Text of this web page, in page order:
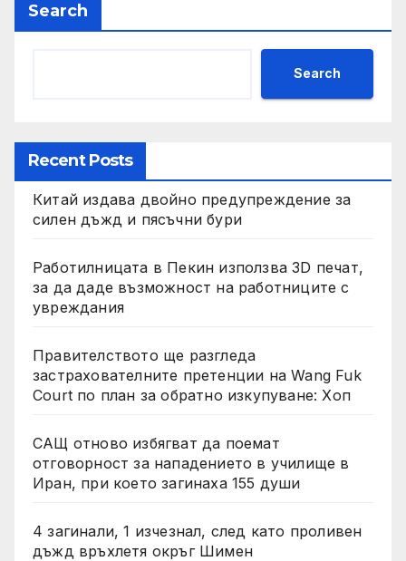
Search
Search
Recent Posts
Китай издава двойно предупреждение за
силен дъжд и пясъчни бури
Работилницата в Пекин използва 3D печат,
за да даде възможност на работниците с
увреждания
Правителството ще разгледа
застрахователните претенции на Wang Fuk
Court по план за обратно изкупуване: Хоп
САЩ отново избягват да поемат
отговорност за нападението в училище в
Иран, при което загинаха 155 души
4 загинали, 1 изчезнал, след като проливен
дъжд връхлетя окръг Шимен